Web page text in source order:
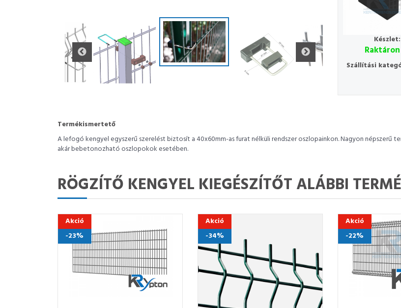
Készlet:
Raktáron
Szállítási
Termékismertető
A lefogó kengyel egyszerű szerelést biztosít a 40x60mm-as furat nélküli rendszer oszlopainkon. Nagyon népszerű
akár bebetonozható oszlopokok esetében.
RÖGZÍTŐ KENGYEL KIEGÉSZÍTŐT ALÁBBI
Akció
-23%
Akció
-34%
Akció
-22%